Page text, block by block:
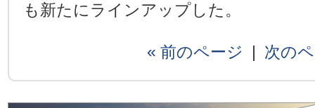
も新たにラインアップした。
« 前のページ | 次の